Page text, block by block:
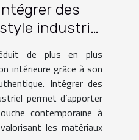
des
industriel
intérieur ?
de plus en plus
intérieure grâce à son
Intégrer des
permet d’apporter
contemporaine à
les matériaux